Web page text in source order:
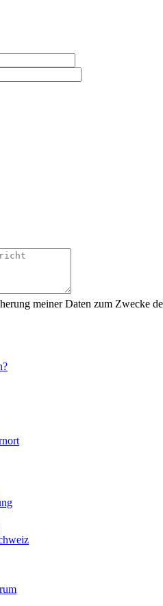
meiner Daten zum Zwecke